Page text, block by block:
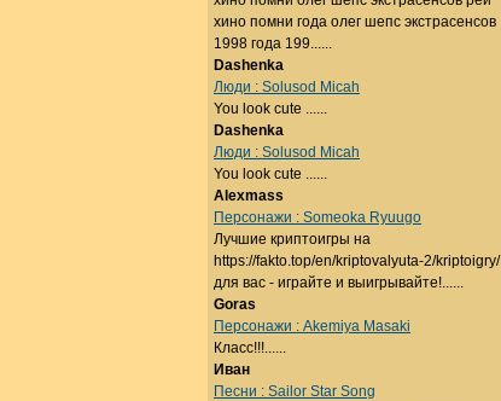
хино помни года олег шепс экстрасенсов
1998 года 199......
Dashenka
Люди : Solusod Micah
You look cute ......
Dashenka
Люди : Solusod Micah
You look cute ......
Alexmass
Персонажи : Someoka Ryuugo
Лучшие криптоигры на
https://fakto.top/en/kriptovalyuta-2/kriptoigry/
для вас - играйте и выигрывайте!......
Goras
Персонажи : Akemiya Masaki
Класс!!!......
Иван
Песни : Sailor Star Song